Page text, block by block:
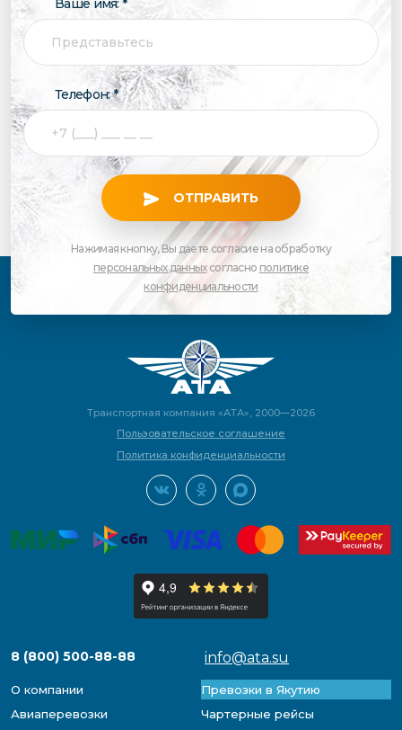
Ваше имя: *
Телефон: *
ОТПРАВИТЬ
Нажимая кнопку, Вы даете согласие на обработку
персональных данныхсогласно политике
конфиденциальности
Транспортная компания «АТА», 2000—2026
Пользовательское соглашение
Политика конфиденциальности
8 (800) 500-88-88 info@ata.su
О компании
Превозки в Якутию
Авиаперевозки
Чартерные рейсы